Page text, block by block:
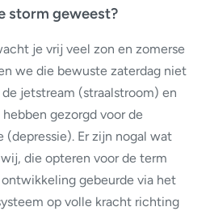
storm geweest?
je vrij veel zon en zomerse
we die bewuste zaterdag niet
jetstream (straalstroom) en
gezorgd voor de
(depressie). Er zijn nogal wat
die opteren voor de term
ontwikkeling gebeurde via het
op volle kracht richting